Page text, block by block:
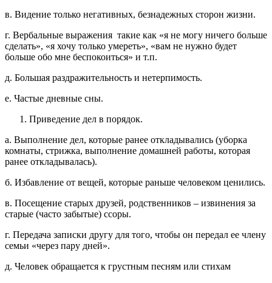
в. Видение только негативных, безнадежных сторон жизни.
г. Вербальные выражения такие как «я не могу ничего больше
сделать», «я хочу только умереть», «вам не нужно будет
больше обо мне беспокоиться» и т.п.
д. Большая раздражительность и нетерпимость.
е. Частые дневные сны.
Приведение дел в порядок.
а. Выполнение дел, которые ранее откладывались (уборка
комнаты, стрижка, выполнение домашней работы, которая
ранее откладывалась).
б. Избавление от вещей, которые раньше человеком ценились.
в. Посещение старых друзей, родственников – извинения за
старые (часто забытые) ссоры.
г. Передача записки другу для того, чтобы он передал ее члену
семьи «через пару дней».
д. Человек обращается к грустным песням или стихам